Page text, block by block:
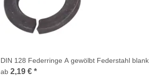
DIN 128 Federringe A gewölbt Federstahl blank
ab 2,19 € *